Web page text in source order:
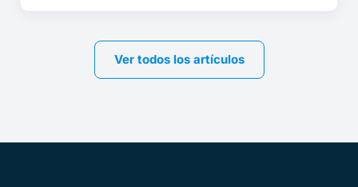
Ver todos los artículos